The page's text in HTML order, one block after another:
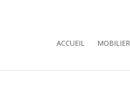
ACCUEIL MOBILIER